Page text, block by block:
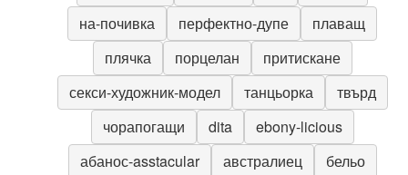
на-почивка
перфектно-дупе
плаващ
плячка
порцелан
притискане
секси-художник-модел
танцьорка
твърд
чорапогащи
dita
ebony-licious
абанос-asstacular
австралиец бельо